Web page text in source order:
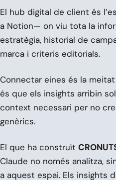
El hub digital de client és
a Notion— on viu tota la
estratègia, historial de
marca i criteris editorials.
Connectar eines és la
és que els insights arribin
context necessari per no
genèrics.
El que ha construït
Claude no només analitza,
a aquest espai. Els insights